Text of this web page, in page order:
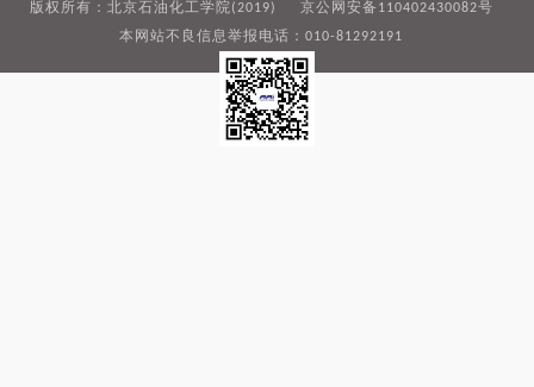
版权所有：北京石油化工学院(2019) 京公网安备110402430082号
本网站不良信息举报电话：010-81292191